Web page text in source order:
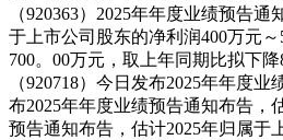
（920363）2025年年度业绩预告
于上市公司股东的净利润400万元
700。00万元，取上年同期比拟下
（920718）今日发布2025年年度
布2025年年度业绩预告通知布告，
预告通知布告，估计2025年归属于